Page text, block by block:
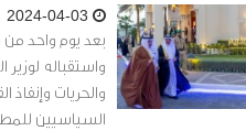
بعد يوم واحد من
واستقباله
والحريات
السياسيين